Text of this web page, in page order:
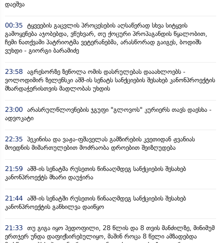
დაეშვა
00:35 ტყვეების გაცვლის პროცესების აღსაწერად სხვა სიტყვის
გამოყენება აჯობებდა, ვწუხვარ, თუ ქოცური პროპაგანდის წყალობით,
ჩემი ნათქვამი პატრიოტმა ვეტერანებმა, არასწორად გაიგეს, ბოდიშს
ვუხდი - გიორგი ბარამიძე
23:58 აგრესორზე ზეწოლა ომის დასრულებას დააახლოებს -
ვოლოდიმირ ზელენსკი აშშ-ის სენატს სანქციების შესახებ კანონპროექტის
მხარდაჭერისთვის მადლობას უხდის
23:00 არასრულწლოვნების ჯგუფი "გლოვოს" კურიერს თავს დაესხა -
ადვოკატი
22:35 პეკინისა და ვაჟა-ფშაველას გამზირების კვეთიდან ჟვანიას
მოედნის მიმართულებით მოძრაობა დროებით შეიზღუდება
21:59 აშშ-ის სენატმა რუსეთის წინააღმდეგ სანქციების შესახებ
კანონპროექტს მხარი დაუჭირა
21:44 აშშ-ის სენატში რუსეთის წინააღმდეგ სანქციების შესახებ
კანონპროექტის განხილვა დაიწყო
21:33 თუ გიგა იყო პედოფილი, 28 წლის და 8 თვის მანძილზე, მინიმუმ
ერთჯერ უნდა დაფიქსირებულიყო, მაშინ როცა 8 წელი ამზადებდა